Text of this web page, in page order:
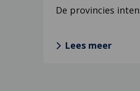
De provincies
Lees meer